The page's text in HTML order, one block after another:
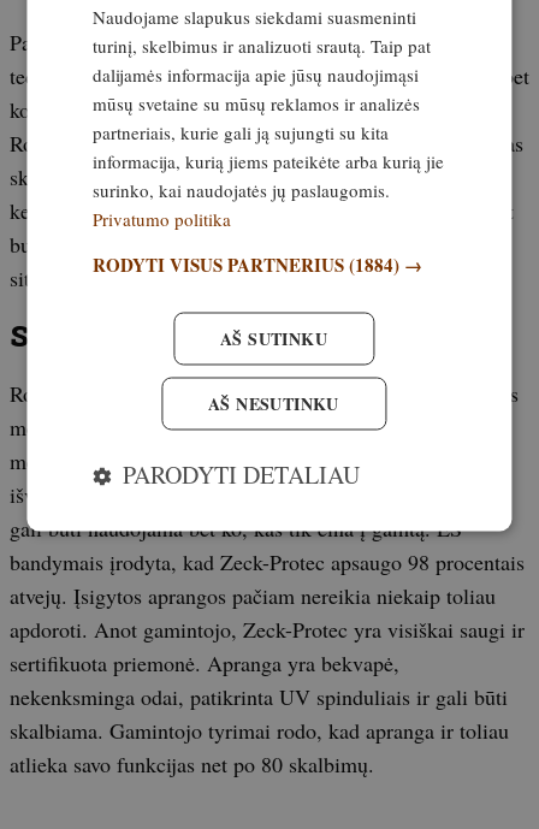
Palyginti su anksčiau išbandytu Tickless, Rovince
technologija visiškai kitokia. Pirmuoju atveju velkamasi bet
kokius drabužius ir tik įjungiamas mažas prietaisas, o
Rovince visa apranga saugo nuo kraujasiurbių. Didžiausias
skirtumas tas, kad Tickless galima netyčia pamesti, o
kelnių taip lengvai nepradanginsi. Abi sistemos išbandant
buvo efektyvios. Toliau naudosiu ir vieną, ir kitą pagal
situaciją.
Specifikacijos
Rovince Europoje parduodama jau daugiau kaip penkerius
metus, ir ši apranga yra ypatinga dėl patentuotos
medžiagos Zeck-Protec, kuria yra apdorota. Tai yra
išvystyta apsauga nuo erkių, sukurta profesionalams, bet
gali būti naudojama bet ko, kas tik eina į gamtą. ES
bandymais įrodyta, kad Zeck-Protec apsaugo 98 procentais
atvejų. Įsigytos aprangos pačiam nereikia niekaip toliau
apdoroti. Anot gamintojo, Zeck-Protec yra visiškai saugi ir
sertifikuota priemonė. Apranga yra bekvapė,
nekenksminga odai, patikrinta UV spinduliais ir gali būti
skalbiama. Gamintojo tyrimai rodo, kad apranga ir toliau
atlieka savo funkcijas net po 80 skalbimų.
Naudojame slapukus siekdami suasmeninti
turinį, skelbimus ir analizuoti srautą. Taip pat
dalijamės informacija apie jūsų naudojimąsi
mūsų svetaine su mūsų reklamos ir analizės
partneriais, kurie gali ją sujungti su kita
informacija, kurią jiems pateikėte arba kurią jie
surinko, kai naudojatės jų paslaugomis.
Privatumo politika
RODYTI VISUS PARTNERIUS(1884) →
AŠ SUTINKU
AŠ NESUTINKU
PARODYTI DETALIAU